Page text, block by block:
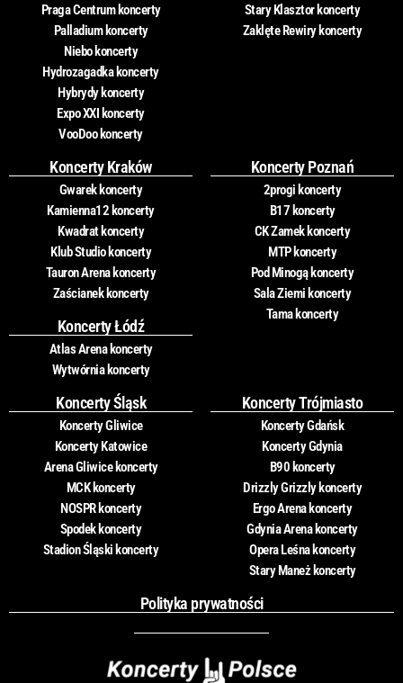
Praga Centrum koncerty
Palladium koncerty
Niebo koncerty
Hydrozagadka koncerty
Hybrydy koncerty
Expo XXI koncerty
VooDoo koncerty
Stary Klasztor koncerty
Zaklęte Rewiry koncerty
Koncerty Kraków
Gwarek koncerty
Kamienna12 koncerty
Kwadrat koncerty
Klub Studio koncerty
Tauron Arena koncerty
Zaścianek koncerty
Koncerty Łódź
Atlas Arena koncerty
Wytwórnia koncerty
Koncerty Poznań
2progi koncerty
B17 koncerty
CK Zamek koncerty
MTP koncerty
Pod Minogą koncerty
Sala Ziemi koncerty
Tama koncerty
Koncerty Śląsk
Koncerty Gliwice
Koncerty Katowice
Arena Gliwice koncerty
MCK koncerty
NOSPR koncerty
Spodek koncerty
Stadion Śląski koncerty
Koncerty Trójmiasto
Koncerty Gdańsk
Koncerty Gdynia
B90 koncerty
Drizzly Grizzly koncerty
Ergo Arena koncerty
Gdynia Arena koncerty
Opera Leśna koncerty
Stary Maneż koncerty
Polityka prywatności